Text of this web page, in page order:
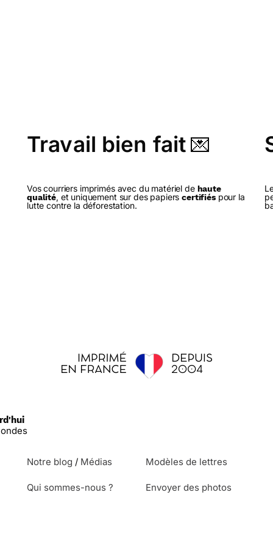
Travail bien fait 💌
Vos courriers imprimés avec du matériel de haute
qualité, et uniquement sur des papierscertifiéspour la
lutte contre la déforestation.
Notre blog / Médias
Qui sommes-nous ?
Modèles de lettres
Envoyer des photos